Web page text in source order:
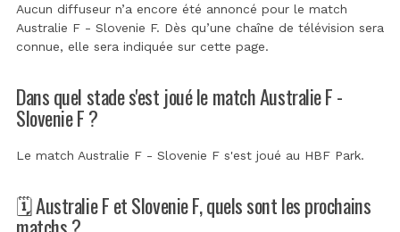
Aucun diffuseur n’a encore été annoncé pour le match
Australie F - Slovenie F. Dès qu’une chaîne de télévision sera
connue, elle sera indiquée sur cette page.
Dans quel stade s'est joué le match Australie F -
Slovenie F ?
Le match Australie F - Slovenie F s'est joué au HBF Park.
🗓️ Australie F et Slovenie F, quels sont les prochains